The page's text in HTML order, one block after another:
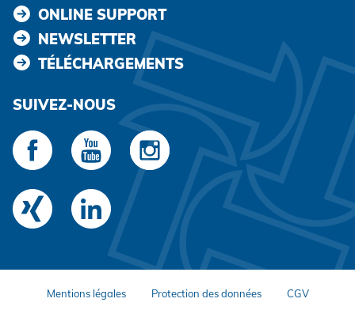
ONLINE SUPPORT
NEWSLETTER
TÉLÉCHARGEMENTS
SUIVEZ-NOUS
Mentions légales Protection des données CGV